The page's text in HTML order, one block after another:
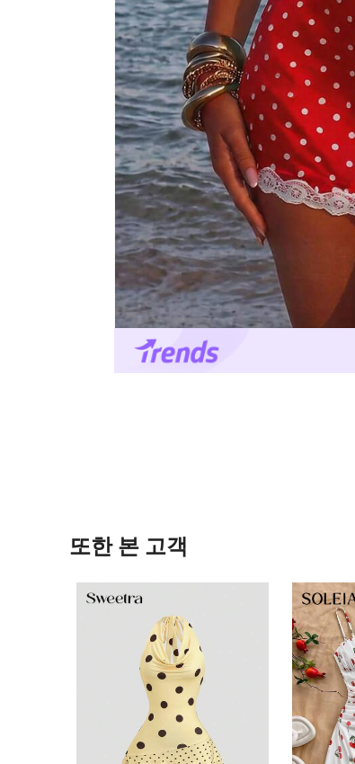
또한 본 고객